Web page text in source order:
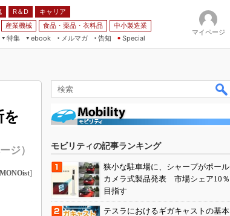
R＆D
キャリア
産業機械 食品・薬品・衣料品
中小製造業
特集
ebook
メルマガ
告知 Special
マイページ
を
ジ）
MONOist]
モビリティの記事ランキング
狭小な駐車場に、シャープがポール
カメラ式製品発表 市場シェア10％
目指す
テスラにおけるギガキャストの基本